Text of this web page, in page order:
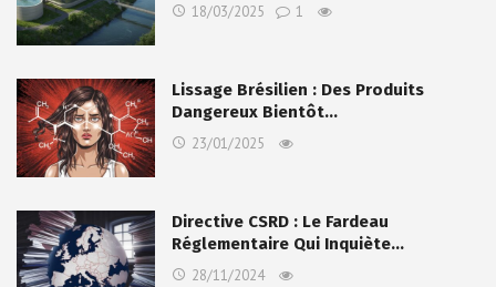
18/03/2025 1
Lissage Brésilien : Des Produits
Dangereux Bientôt…
23/01/2025
Directive CSRD : Le Fardeau
Réglementaire Qui Inquiète…
28/11/2024